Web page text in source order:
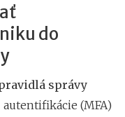
do
správy
(MFA)